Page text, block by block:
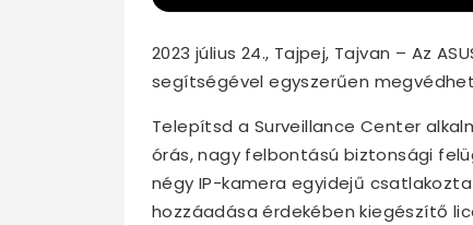
2023 július 24., Tajpej, Tajvan – Az
segítségével egyszerűen
Telepítsd a Surveillance Center
órás, nagy felbontású biztonsági
négy IP-kamera egyidejű
hozzáadása érdekében kiegészítő